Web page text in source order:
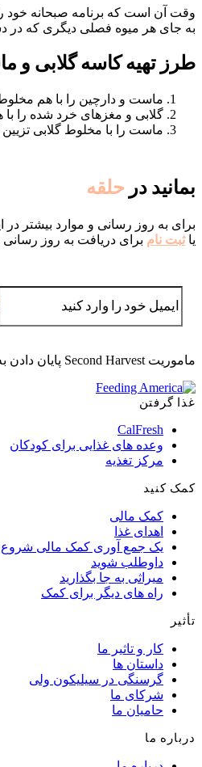
وقت آن است که برنامه صبحانه خود
به جای هر میوه فصلی دیگری که در
طرز تهیه کاسه گلابی و
ماست و دارچین را با هم
گلابی و مغزهای خرد شده را
ماست را با مخلوط گلابی
بمانید در حلقه
برای به روز رسانی و موارد بیشتر
یاثبت نام برای دریافت به روز
ماموریت Second Harvest پایان دادن به گرسنگی در جامعه ما است.
غذا گرفتن
CalFresh
وعده های غذایی برای کودکان
مرکز تغذیه
کمک کنید
کمک مالی
اهدای غذا
یک جمع آوری کمک مالی شروع
داوطلب شوید
میراثی به جا بگذارید
راه های دیگر برای کمک
تأثیر
کار و تاثیر ما
داستان ها
گرسنگی در سیلیکون ولی
شرکای ما
حامیان ما
درباره ما